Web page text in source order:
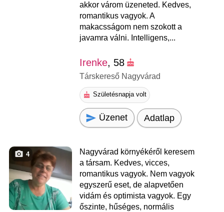
akkor várom üzeneted. Kedves,
romantikus vagyok. A
makacsságom nem szokott a
javamra válni. Intelligens,...
Irenke, 58
Társkereső Nagyvárad
Születésnapja volt
Üzenet Adatlap
4
Nagyvárad környékéről keresem
a társam. Kedves, vicces,
romantikus vagyok. Nem vagyok
egyszerű eset, de alapvetően
vidám és optimista vagyok. Egy
őszinte, hűséges, normális